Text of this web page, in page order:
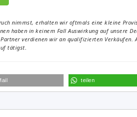
nimmst, erhalten wir oftmals eine kleine
haben in keinem Fall Auswirkung auf unsere
verdienen wir an qualifizierten Verkäufen.
tätigst.
teilen